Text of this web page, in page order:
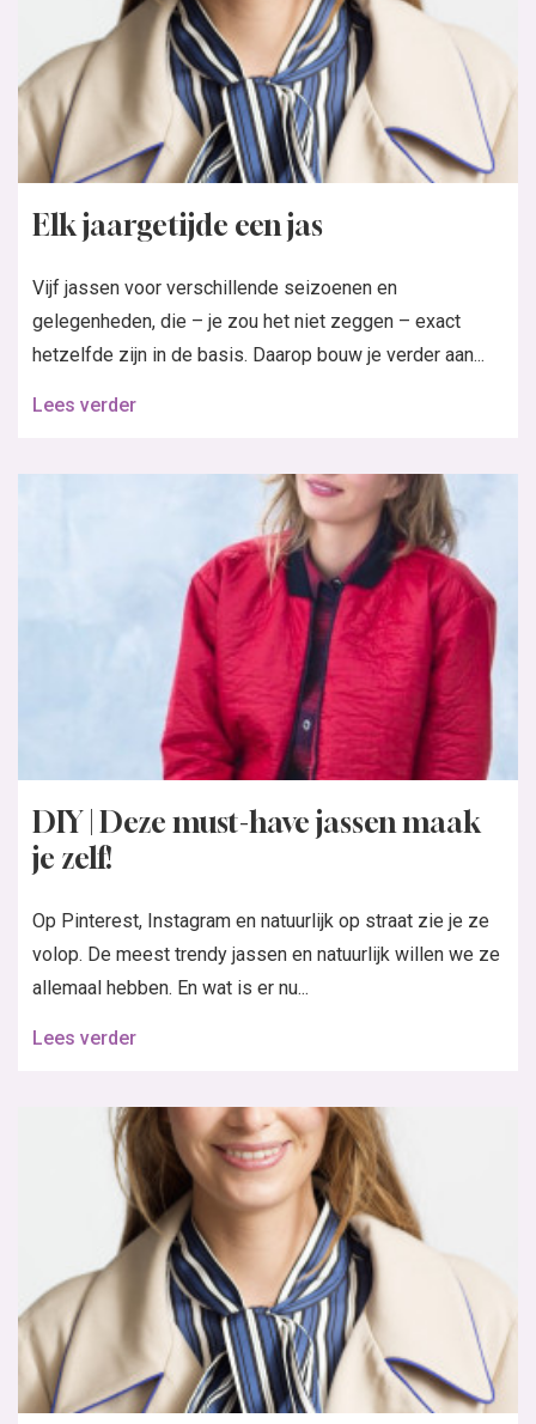
Elk jaargetijde een jas
Vijf jassen voor verschillende seizoenen en
gelegenheden, die – je zou het niet zeggen – exact
hetzelfde zijn in de basis. Daarop bouw je verder aan...
Lees verder
DIY | Deze must-have jassen maak
je zelf!
Op Pinterest, Instagram en natuurlijk op straat zie je ze
volop. De meest trendy jassen en natuurlijk willen we ze
allemaal hebben. En wat is er nu...
Lees verder